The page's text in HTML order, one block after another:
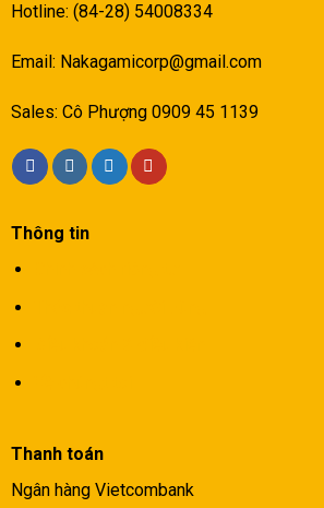
Hotline: (84-28) 54008334
Email: Nakagamicorp@gmail.com
Sales: Cô Phượng 0909 45 1139
Thông tin
Thanh toán
Ngân hàng Vietcombank